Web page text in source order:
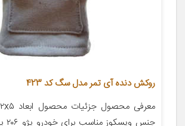
روکش دنده آی تمر مدل سگ کد 423